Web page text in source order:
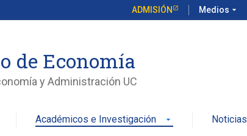
ADMISIÓN Medios arrow_drop_down
de Economía
y Administración UC
Académicos e Investigación arrow_drop_down Noticias